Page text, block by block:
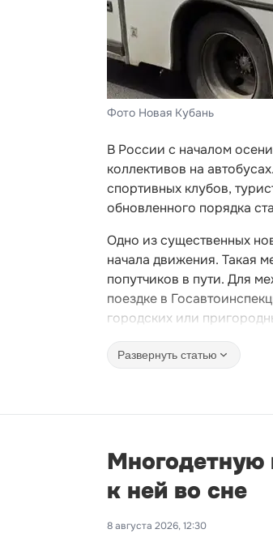
Фото Новая Кубань
В России с началом
коллективов на
спортивных клубов,
обновленного порядка
Одно из существенных
начала движения. Такая
попутчиков в пути. Для
поездке в
городских или
Развернуть статью
Многодетную
к ней во сне
8 августа 2026, 12:30